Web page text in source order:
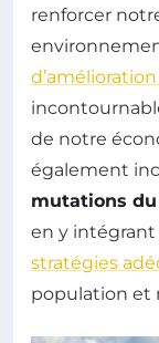
renforcer
de notre
également
mutations
en y intégrant
stratégies
population et